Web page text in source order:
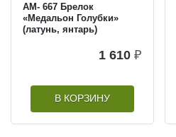
AM- 667 Брелок
«Медальон Голубки»
(латунь, янтарь)
1 610 ₽
В КОРЗИНУ